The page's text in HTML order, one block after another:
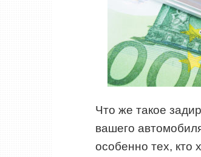
Что же такое
вашего
особенно тех, кто